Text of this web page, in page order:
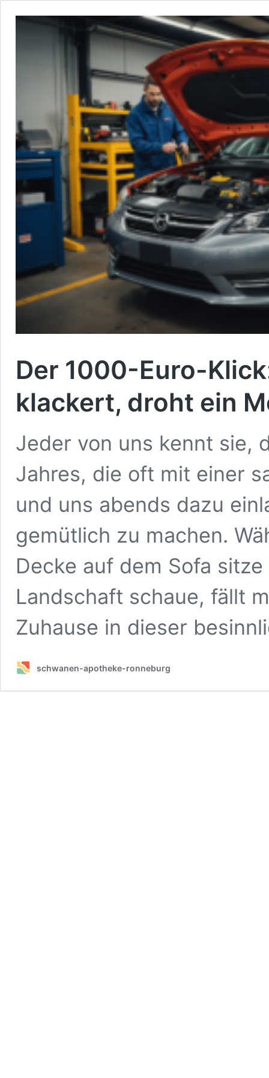
Der 1000-Euro-
klackert, droht ein
Jeder von uns kennt sie,
Jahres, die oft mit einer
und uns abends dazu
gemütlich zu machen.
Decke auf dem Sofa
Landschaft schaue, fällt
Zuhause in dieser
schwanen-apotheke-ronneburg